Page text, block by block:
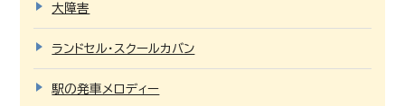
大障害
ランドセル・スクールカバン
駅の発車メロディー